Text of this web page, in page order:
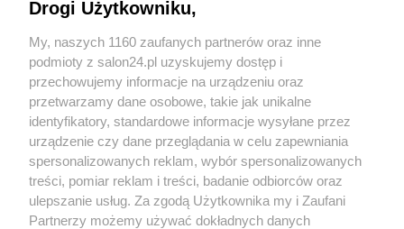
Sport
Społeczeństwo
Kultura
X Facebook Instagram Youtube
Drogi Użytkowniku,
My, naszych 1160 zaufanych partnerów oraz inne
podmioty z salon24.pl uzyskujemy dostęp i
przechowujemy informacje na urządzeniu oraz
przetwarzamy dane osobowe, takie jak unikalne
identyfikatory, standardowe informacje wysyłane przez
urządzenie czy dane przeglądania w celu zapewniania
spersonalizowanych reklam, wybór spersonalizowanych
treści, pomiar reklam i treści, badanie odbiorców oraz
ulepszanie usług. Za zgodą Użytkownika my i Zaufani
Partnerzy możemy używać dokładnych danych